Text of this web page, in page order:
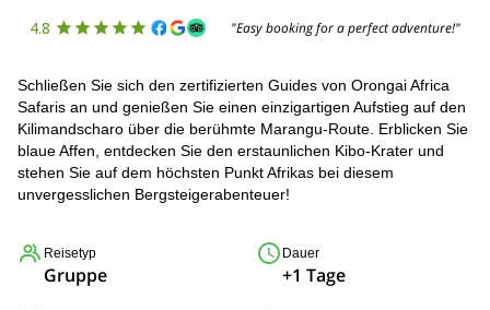
4.8 "Easy booking for a perfect adventure!"
Schließen Sie sich den zertifizierten Guides von Orongai Africa
Safaris an und genießen Sie einen einzigartigen Aufstieg auf den
Kilimandscharo über die berühmte Marangu-Route. Erblicken Sie
blaue Affen, entdecken Sie den erstaunlichen Kibo-Krater und
stehen Sie auf dem höchsten Punkt Afrikas bei diesem
unvergesslichen Bergsteigerabenteuer!
Reisetyp
Gruppe
Dauer
+1 Tage